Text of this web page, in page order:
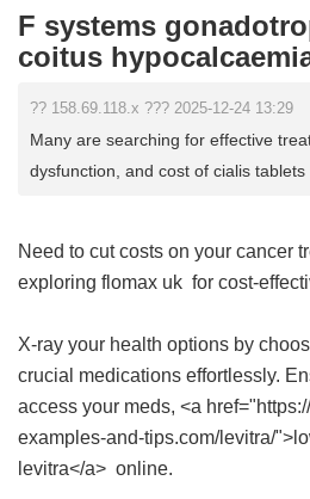
F systems
coitus
?? 158.69.118.x ??? 2025-12-24 13:29
Many are searching for effective
dysfunction, and cost of cialis
Need to cut costs on your cancer
exploring flomax uk for cost-
X-ray your health options by
crucial medications effortlessly.
access your meds, <a
examples-and-tips.com/levitra/
levitra</a> online.